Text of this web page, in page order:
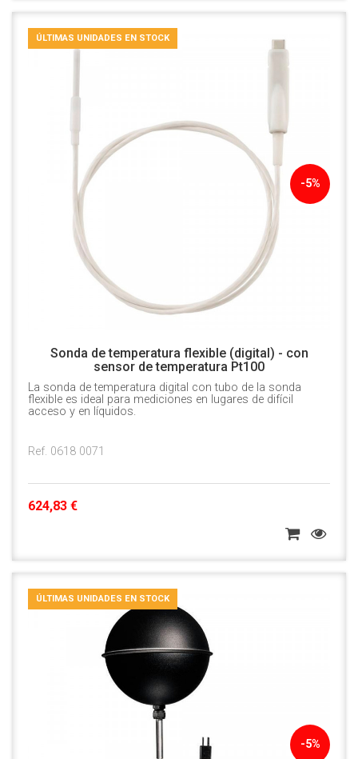
-5%
ÚLTIMAS UNIDADES EN STOCK
Sonda de temperatura flexible (digital) - con
sensor de temperatura Pt100
La sonda de temperatura digital con tubo de la sonda
flexible es ideal para mediciones en lugares de difícil
acceso y en líquidos.
Ref. 0618 0071
624,83 €
-5%
ÚLTIMAS UNIDADES EN STOCK